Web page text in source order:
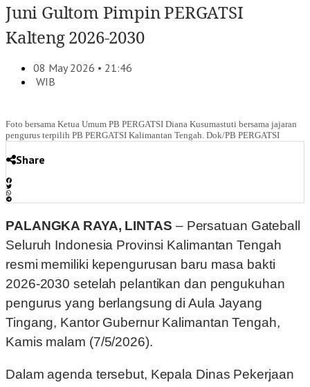
Juni Gultom Pimpin PERGATSI
Kalteng 2026-2030
08 May 2026 • 21:46
WIB
Foto bersama Ketua Umum PB PERGATSI Diana Kusumastuti bersama jajaran
pengurus terpilih PB PERGATSI Kalimantan Tengah. Dok/PB PERGATSI
Share
PALANGKA RAYA, LINTAS – Persatuan Gateball
Seluruh Indonesia Provinsi Kalimantan Tengah
resmi memiliki kepengurusan baru masa bakti
2026-2030 setelah pelantikan dan pengukuhan
pengurus yang berlangsung di Aula Jayang
Tingang, Kantor Gubernur Kalimantan Tengah,
Kamis malam (7/5/2026).
Dalam agenda tersebut, Kepala Dinas Pekerjaan